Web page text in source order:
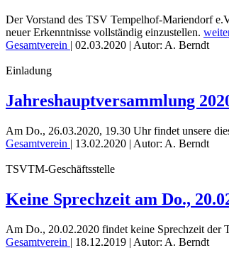
Der Vorstand des TSV Tempelhof-Mariendorf
neuer Erkenntnisse vollständig einzustellen.
Gesamtverein | 02.03.2020 | Autor: A. Berndt
Einladung
Jahreshauptversammlung
Am Do., 26.03.2020, 19.30 Uhr findet unsere
Gesamtverein | 13.02.2020 | Autor: A. Berndt
TSVTM-Geschäftsstelle
Keine Sprechzeit am Do.,
Am Do., 20.02.2020 findet keine Sprechzeit der
Gesamtverein | 18.12.2019 | Autor: A. Berndt